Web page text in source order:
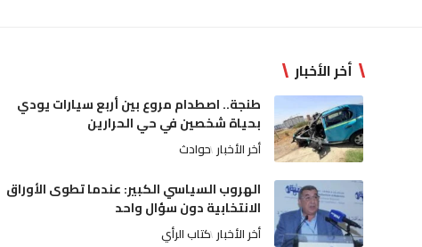
أخر الأخبار
طنجة.. اصطدام مروع بين أربع سيارات يودي
بحياة شخصين في حي الحرارين
أخر الأخبار حوادث
الهروب السياسي الكبير: عندما تطوى الأوراق
الانتخابية دون سؤال واحد
أخر الأخبار كتاب الرأي